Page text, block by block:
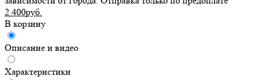
2 400руб.
В корзину
Описание и видео
Характеристики